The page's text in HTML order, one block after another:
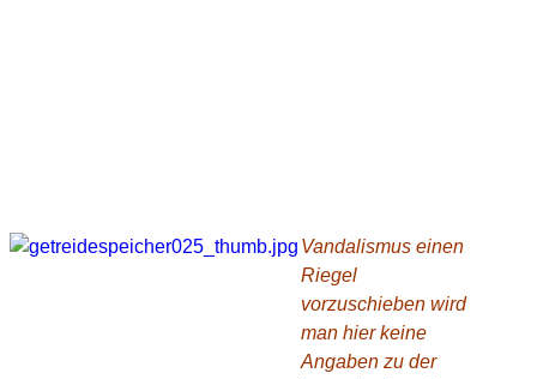
Vandalismus einen
Riegel
vorzuschieben wird
man hier keine
Angaben zu der